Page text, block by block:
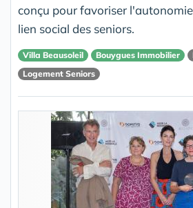
conçu pour favoriser
lien social des seniors.
Villa Beausoleil Bouygues Immobilier
Logement Seniors